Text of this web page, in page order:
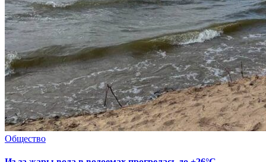
Общество